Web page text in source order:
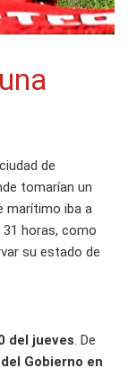
de
tomarían un
marítimo iba a
horas, como
su estado de
del jueves. De
Gobierno en